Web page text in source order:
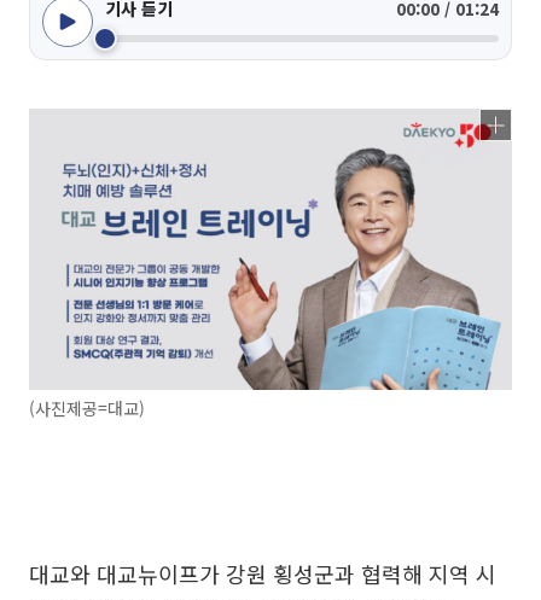
기사 듣기 00:00 / 01:24
(사진제공=대교)
대교와 대교뉴이프가 강원 횡성군과 협력해 지역 시